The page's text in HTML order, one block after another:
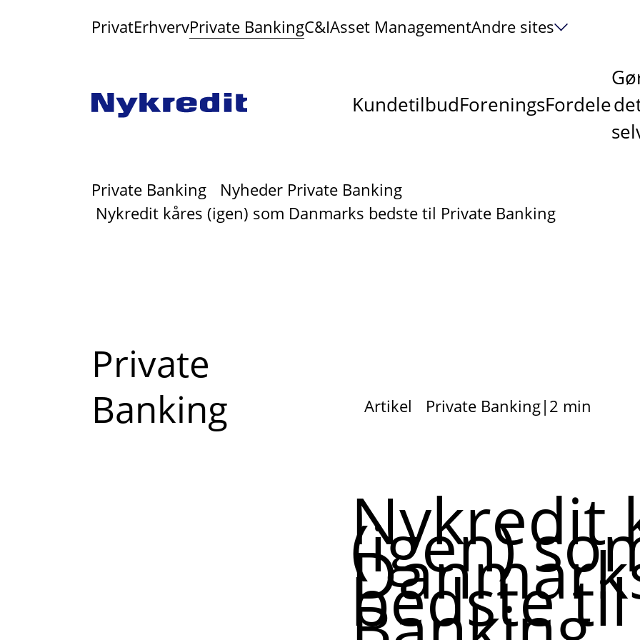
PrivatErhvervPrivate BankingC&IAsset ManagementAndre sites
KundetilbudForeningsFordele
Private Banking
Nyheder Private Banking
Nykredit kåres (igen) som Danmarks bedste til Private Banking
Private
Banking
Artikel Private Banking|2 min
Nykredit
(igen)
bedste